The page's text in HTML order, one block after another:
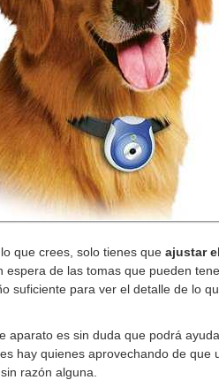
que crees, solo tienes queajustar
de las tomas que pueden
suficiente para ver el detalle de lo
aparato es sin duda que podrá
hay quienes aprovechando de que
razón alguna.